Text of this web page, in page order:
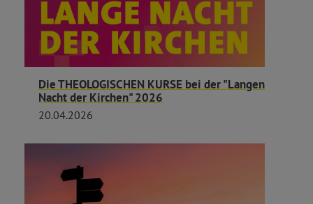
Die THEOLOGISCHEN KURSE bei der "Langen
Nacht der Kirchen" 2026
20.04.2026